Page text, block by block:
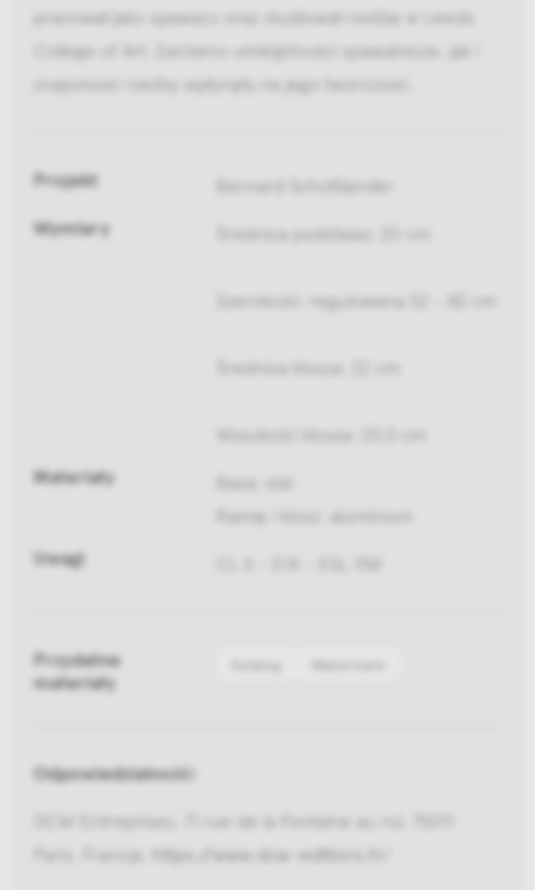
pracował jako spawacz oraz studiował rzeźbę w Leeds
College of Art. Zarówno umiejętności spawalnicze, jak i
znajomość rzeźby wpłynęły na jego twórczość.
Projekt Bernard Schottlander
Wymiary Średnica podstawy: 20 cm
Szerokość: regulowana 52 - 82 cm
Średnica klosza: 22 cm
Wysokość klosza: 20,5 cm
Materiały
Baza: stal
Ramię i klosz: aluminium
Uwagi CL II - E14 - ESL 11W
Przydatne
materiały
Katalog Media bank
Odpowiedzialność:
DCW Entreprises, 71 rue de la Fontaine au roi, 75011
Paris, Francja,
https://www.dcw-editions.fr/